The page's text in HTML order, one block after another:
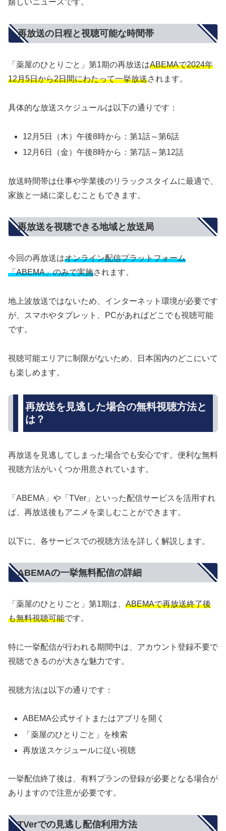
嬉しいニュースです。
再放送の日程と視聴可能な時間帯
「薬屋のひとりごと」第1期の再放送はABEMAで2024年
12月5日から2日間にわたって一挙放送されます。
具体的な放送スケジュールは以下の通りです：
12月5日（木）午後8時から：第1話～第6話
12月6日（金）午後8時から：第7話～第12話
放送時間帯は仕事や学業後のリラックスタイムに最適で、
家族と一緒に楽しむこともできます。
再放送を視聴できる地域と放送局
今回の再放送はオンライン配信プラットフォーム
「ABEMA」のみで実施されます。
地上波放送ではないため、インターネット環境が必要です
が、スマホやタブレット、PCがあればどこでも視聴可能
です。
視聴可能エリアに制限がないため、日本国内のどこにいて
も楽しめます。
再放送を見逃した場合の無料視聴方法と
は？
再放送を見逃してしまった場合でも安心です。便利な無料
視聴方法がいくつか用意されています。
「ABEMA」や「TVer」といった配信サービスを活用すれ
ば、再放送後もアニメを楽しむことができます。
以下に、各サービスでの視聴方法を詳しく解説します。
ABEMAの一挙無料配信の詳細
「薬屋のひとりごと」第1期は、 ABEMAで再放送終了後
も無料視聴可能です。
特に一挙配信が行われる期間中は、アカウント登録不要で
視聴できるのが大きな魅力です。
視聴方法は以下の通りです：
ABEMA公式サイトまたはアプリを開く
「薬屋のひとりごと」を検索
再放送スケジュールに従い視聴
一挙配信終了後は、有料プランの登録が必要となる場合が
ありますので注意が必要です。
TVerでの見逃し配信利用方法